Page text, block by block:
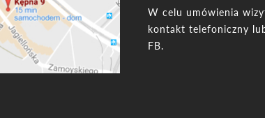
W celu umówienia
kontakt telefoniczny
FB.